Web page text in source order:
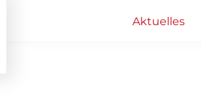
Aktuelles